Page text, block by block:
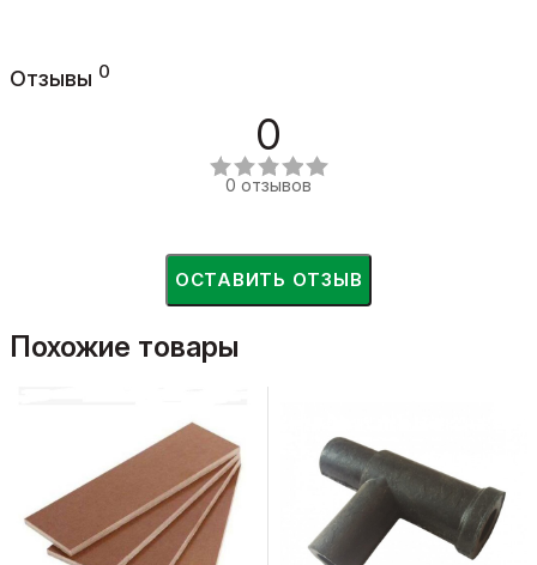
Отзывы 0
0
0 отзывов
ОСТАВИТЬ ОТЗЫВ
Похожие товары